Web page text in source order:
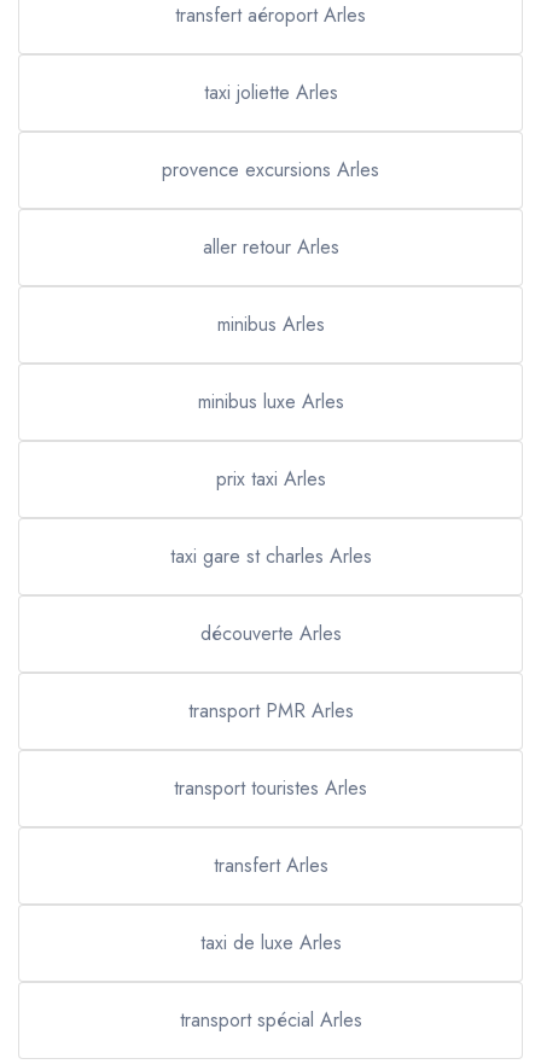
transfert aéroport Arles
taxi joliette Arles
provence excursions Arles
aller retour Arles
minibus Arles
minibus luxe Arles
prix taxi Arles
taxi gare st charles Arles
découverte Arles
transport PMR Arles
transport touristes Arles
transfert Arles
taxi de luxe Arles
transport spécial Arles